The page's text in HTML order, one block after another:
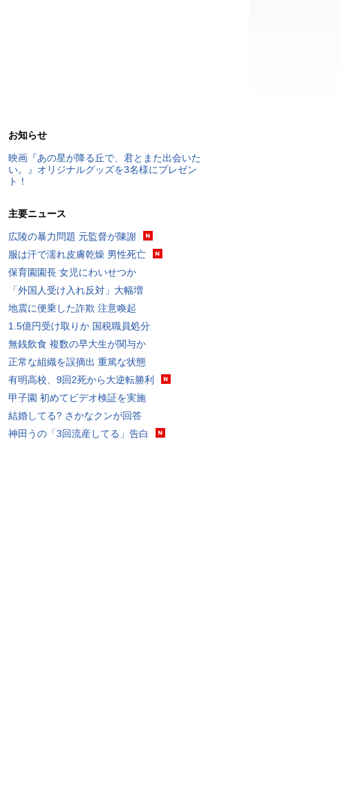
お知らせ
映画『あの星が降る丘で、君とまた出会いた
い。』オリジナルグッズを3名様にプレゼン
ト！
主要ニュース
広陵の暴力問題 元監督が陳謝
服は汗で濡れ皮膚乾燥 男性死亡
保育園園長 女児にわいせつか
「外国人受け入れ反対」大幅増
地震に便乗した詐欺 注意喚起
1.5億円受け取りか 国税職員処分
無銭飲食 複数の早大生が関与か
正常な組織を誤摘出 重篤な状態
有明高校、9回2死から大逆転勝利
甲子園 初めてビデオ検証を実施
結婚してる? さかなクンが回答
神田うの「3回流産してる」告白